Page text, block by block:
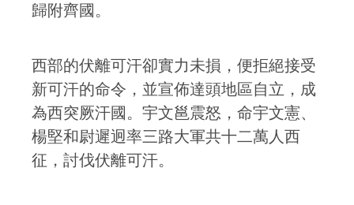
歸附齊國。
西部的伏離可汗卻實力未損，便拒絕接受
新可汗的命令，並宣佈達頭地區自立，成
為西突厥汗國。宇文邕震怒，命宇文憲、
楊堅和尉遲迥率三路大軍共十二萬人西
征，討伐伏離可汗。